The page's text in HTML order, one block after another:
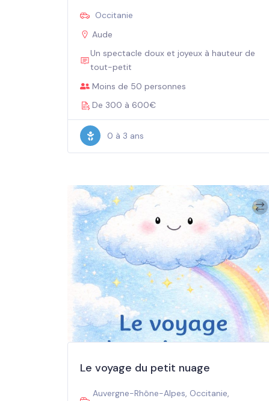
Occitanie
Aude
Un spectacle doux et joyeux à hauteur de
tout-petit
Moins de 50 personnes
De 300 à 600€
0 à 3 ans
Le voyage du petit nuage
Auvergne-Rhône-Alpes, Occitanie,